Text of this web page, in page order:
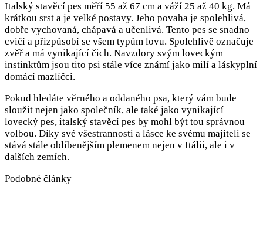
Italský stavěcí pes měří 55 až 67 cm a váží 25 až 40 kg. Má
krátkou srst a je velké postavy. Jeho povaha je spolehlivá,
dobře vychovaná, chápavá a učenlivá. Tento pes se snadno
cvičí a přizpůsobí se všem typům lovu. Spolehlivě označuje
zvěř a má vynikající čich. Navzdory svým loveckým
instinktům jsou tito psi stále více známí jako milí a láskyplní
domácí mazlíčci.
Pokud hledáte věrného a oddaného psa, který vám bude
sloužit nejen jako společník, ale také jako vynikající
lovecký pes, italský stavěcí pes by mohl být tou správnou
volbou. Díky své všestrannosti a lásce ke svému majiteli se
stává stále oblíbenějším plemenem nejen v Itálii, ale i v
dalších zemích.
Podobné články